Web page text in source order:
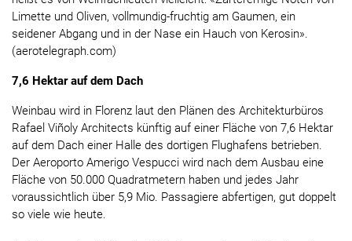
Limette und Oliven, vollmundig-fruchtig am Gaumen, ein
seidener Abgang und in der Nase ein Hauch von Kerosin».
(aerotelegraph.com)
7,6 Hektar auf dem Dach
Weinbau wird in Florenz laut den Plänen des Architekturbüros
Rafael Viñoly Architects künftig auf einer Fläche von 7,6 Hektar
auf dem Dach einer Halle des dortigen Flughafens betrieben.
Der Aeroporto Amerigo Vespucci wird nach dem Ausbau eine
Fläche von 50.000 Quadratmetern haben und jedes Jahr
voraussichtlich über 5,9 Mio. Passagiere abfertigen, gut doppelt
so viele wie heute.